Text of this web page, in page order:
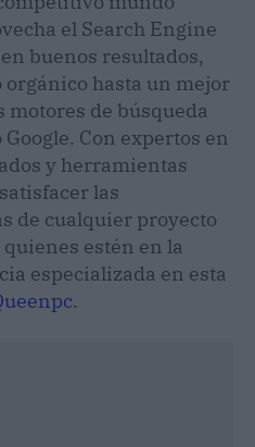
el Search Engine
buenos resultados,
hasta un mejor
de búsqueda
Con expertos en
y herramientas
las
de cualquier proyecto
quienes estén en la
especializada en esta
.